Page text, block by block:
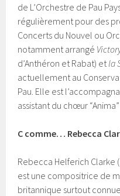
de L’Orchestre de Pau
régulièrement pour des
Concerts du Nouvel ou
notamment arrangé
d’Anthéron et Rabat) et la
actuellement au
Pau. Elle est
assistant du chœur “Anima”
C comme… Rebecca
Rebecca Helferich Clarke
est une compositrice de
britannique surtout